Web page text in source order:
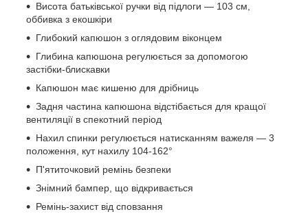
Висота батьківської ручки від підлоги — 103 см,
оббивка з екошкіри
Глибокий капюшон з оглядовим віконцем
Глибина капюшона регулюється за допомогою
застібки-блискавки
Капюшон має кишеню для дрібниць
Задня частина капюшона відстібається для кращої
вентиляції в спекотний період
Нахил спинки регулюється натисканням важеля — 3
положення, кут нахилу 104-162°
П'ятиточковий ремінь безпеки
Знімний бампер, що відкривається
Ремінь-захист від сповзання